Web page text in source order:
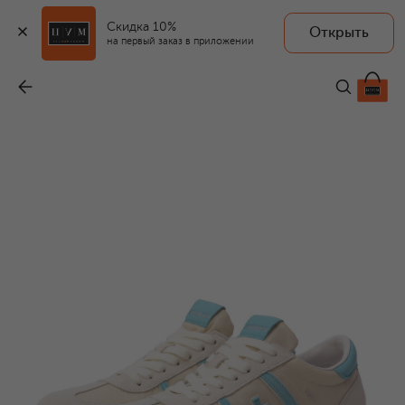
Скидка 10%
на первый заказ в приложении
Открыть
21 050 ₽